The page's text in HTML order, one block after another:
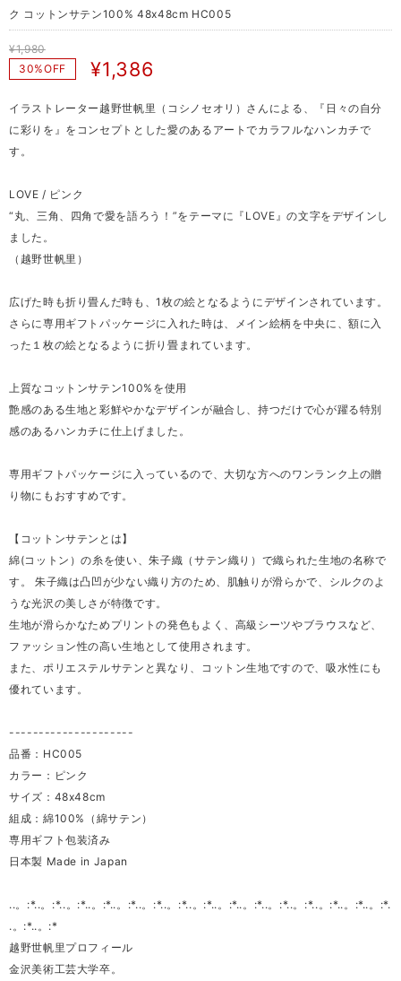
ク コットンサテン100% 48x48cm HC005
¥1,980
30%OFF
¥1,386
イラストレーター越野世帆里（コシノセオリ）さんによる、『日々の自分
に彩りを』をコンセプトとした愛のあるアートでカラフルなハンカチで
す。
LOVE / ピンク
“丸、三角、四角で愛を語ろう！”をテーマに『LOVE』の文字をデザインし
ました。
（越野世帆里）
広げた時も折り畳んだ時も、1枚の絵となるようにデザインされています。
さらに専用ギフトパッケージに入れた時は、メイン絵柄を中央に、額に入
った１枚の絵となるように折り畳まれています。
上質なコットンサテン100%を使用
艶感のある生地と彩鮮やかなデザインが融合し、持つだけで心が躍る特別
感のあるハンカチに仕上げました。
専用ギフトパッケージに入っているので、大切な方へのワンランク上の贈
り物にもおすすめです。
【コットンサテンとは】
綿(コットン）の糸を使い、朱子織（サテン織り）で織られた生地の名称で
す。 朱子織は凸凹が少ない織り方のため、肌触りが滑らかで、シルクのよ
うな光沢の美しさが特徴です。
生地が滑らかなためプリントの発色もよく、高級シーツやブラウスなど、
ファッション性の高い生地として使用されます。
また、ポリエステルサテンと異なり、コットン生地ですので、吸水性にも
優れています。
---------------------
品番：HC005
カラー：ピンク
サイズ：48x48cm
組成：綿100%（綿サテン）
専用ギフト包装済み
日本製 Made in Japan
..。:*..。:*..。:*..。:*..。:*..。:*..。:*..。:*..。:*..。:*..。:*..。:*..。:*..。:*..。:*.
.。:*..。:*
越野世帆里プロフィール
金沢美術工芸大学卒。